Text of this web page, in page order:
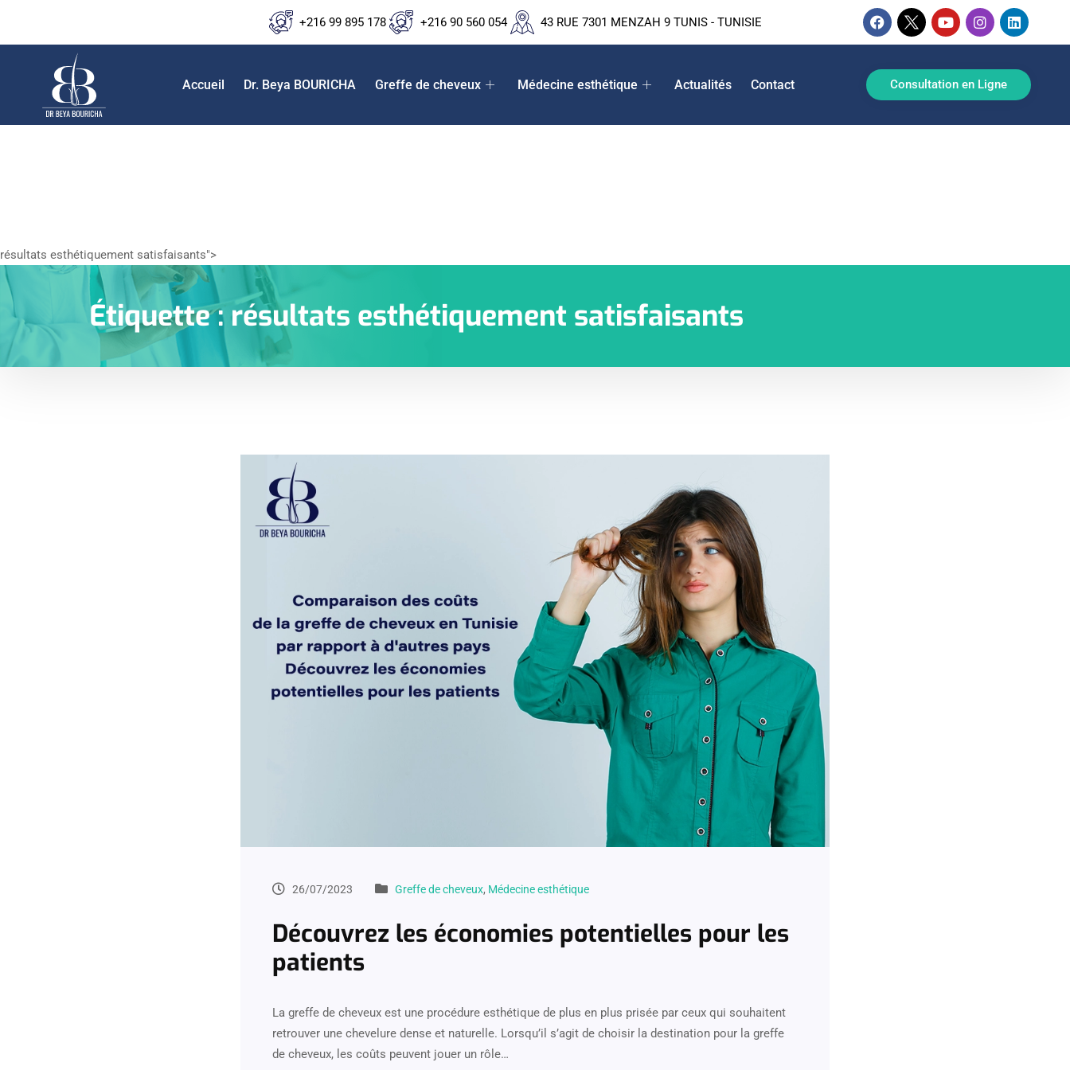
+216 99 895 178 +216 90 560 054 43 RUE 7301 MENZAH 9 TUNIS - TUNISIE
Accueil Dr. Beya BOURICHA Greffe de cheveux Médecine esthétique Actualités Contact Consultation en Ligne
résultats esthétiquement satisfaisants">
Étiquette : résultats esthétiquement satisfaisants
26/07/2023 Greffe de cheveux, Médecine esthétique
Découvrez les économies potentielles pour les
patients
La greffe de cheveux est une procédure esthétique de plus en plus prisée par ceux qui souhaitent
retrouver une chevelure dense et naturelle. Lorsqu’il s’agit de choisir la destination pour la greffe
de cheveux, les coûts peuvent jouer un rôle…